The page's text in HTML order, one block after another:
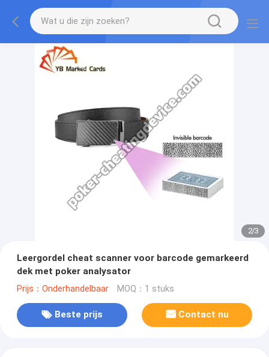
2/3
Leergordel cheat scanner voor barcode gemarkeerd
dek met poker analysator
Prijs：Onderhandelbaar MOQ：1 stuks
Beste prijs Contact nu